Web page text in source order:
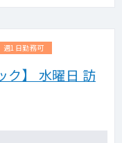
週1日勤務可
ク】 水曜日 訪